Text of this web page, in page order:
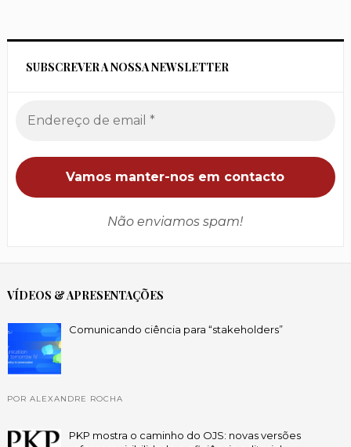
SUBSCREVER A NOSSA NEWSLETTER
Não enviamos spam!
VÍDEOS & APRESENTAÇÕES
Comunicando ciência para “stakeholders”
POR ALEXANDRE ROCHA
PKP mostra o caminho do OJS: novas versões